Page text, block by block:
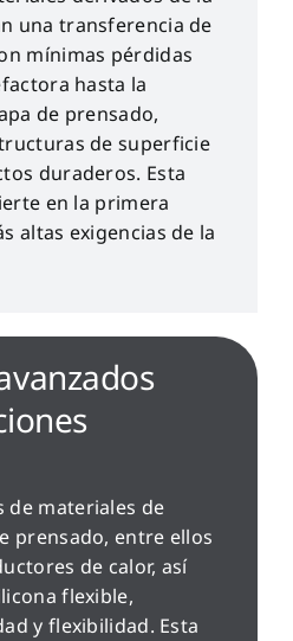
una transferencia de
mínimas pérdidas
hasta la
de prensado,
de superficie
duraderos. Esta
en la primera
altas exigencias de la
de materiales de
prensado, entre ellos
de calor, así
flexible,
y flexibilidad. Esta